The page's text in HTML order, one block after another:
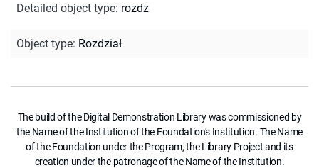
Detailed object type: rozdz
Object type: Rozdział
The build of the Digital Demonstration Library was commissioned by
the Name of the Institution of the Foundation's Institution. The Name
of the Foundation under the Program, the Library Project and its
creation under the patronage of the Name of the Institution.